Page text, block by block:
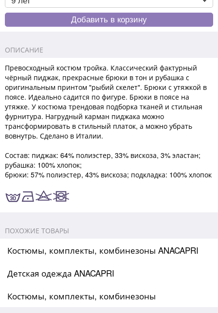
ОПИСАНИЕ
Превосходный костюм тройка. Классический фактурный
чёрный пиджак, прекрасные брюки в тон и рубашка с
оригинальным принтом "рыбий скелет". Брюки с утяжкой в
поясе. Идеально садится по фигуре. Брюки в поясе на
утяжке. У костюма трендовая подборка тканей и стильная
фурнитура. Нагрудный карман пиджака можно
трансформировать в стильный платок, а можно убрать
вовнутрь. Сделано в Италии.
Состав: пиджак: 64% полиэстер, 33% вискоза, 3% эластан;
рубашка: 100% хлопок;
брюки: 57% полиэстер, 43% вискоза; подкладка: 100% хлопок
ПОХОЖИЕ ТОВАРЫ
Костюмы, комплекты, комбинезоны ANACAPRI
Детская одежда ANACAPRI
Костюмы, комплекты, комбинезоны